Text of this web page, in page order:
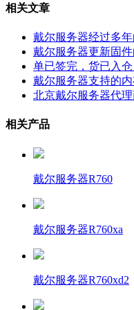
相关文章
戴尔服务器经过多
戴尔服务器更新固
单已签完，货已入
戴尔服务器支持的
北京戴尔服务器代
相关产品
戴尔服务器R760
戴尔服务器R760xa
戴尔服务器R760xd2